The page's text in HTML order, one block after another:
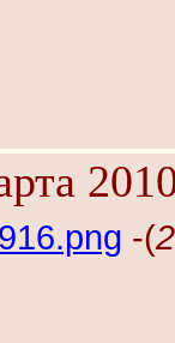
-(